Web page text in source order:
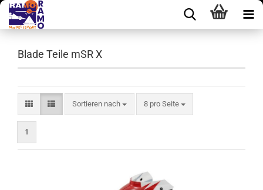
Blade Teile mSR X
Sortieren nach
Sortieren nach 8 pro Seite
pro Seite
1